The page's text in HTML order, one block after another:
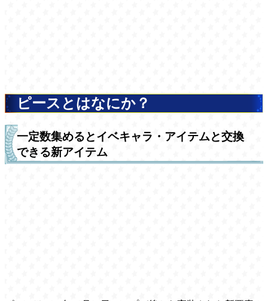
ピースとはなにか？
一定数集めるとイベキャラ・アイテムと交換
できる新アイテム